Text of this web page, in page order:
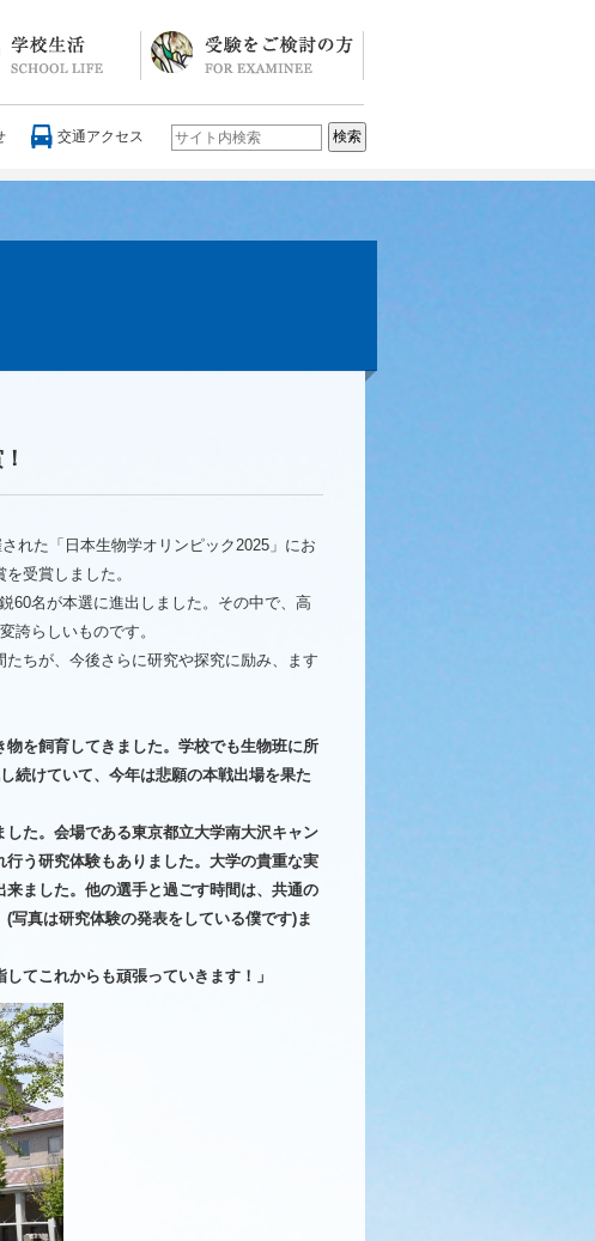
ベント
ィア
ンエピソード
の日々(ブログ) 学校説明会・イベント一覧
入試要項・入試結果
Q&A
お問い合わせ
学校案内パンフレット
交通アクセス
れた「日本生物学オリンピック2025」にお
受賞しました。
60名が本選に進出しました。その中で、高
誇らしいものです。
ちが、今後さらに研究や探究に励み、ます
物を飼育してきました。学校でも生物班に所
続けていて、今年は悲願の本戦出場を果た
た。会場である東京都立大学南大沢キャン
う研究体験もありました。大学の貴重な実
ました。他の選手と過ごす時間は、共通の
写真は研究体験の発表をしている僕です)ま
てこれからも頑張っていきます！」